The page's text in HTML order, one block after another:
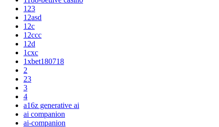
123
12asd
12c
12ccc
12d
1cxc
1xbet180718
2
23
3
4
a16z generative ai
ai companion
ai-companion